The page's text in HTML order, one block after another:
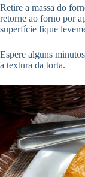
Retire a massa do
retorne ao forno por
superfície fique
Espere alguns
a textura da torta.